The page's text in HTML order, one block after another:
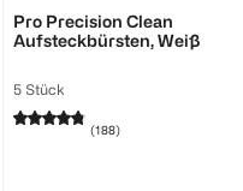
Pro Precision Clean
Aufsteckbürsten, Weiß
5 Stück
(188)